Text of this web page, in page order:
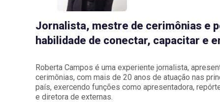
Jornalista, mestre de cerimônias e
habilidade de conectar, capacitar e
Roberta Campos é uma experiente jornalista,
cerimônias, com mais de 20 anos de atuação nas
país, exercendo funções como apresentadora,
e diretora de externas.